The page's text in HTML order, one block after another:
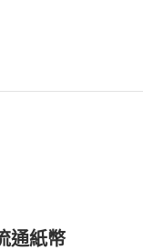
通紙幣